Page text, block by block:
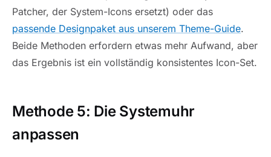
Patcher, der System-Icons ersetzt) oder das
passende Designpaket aus unserem Theme-Guide.
Beide Methoden erfordern etwas mehr Aufwand, aber
das Ergebnis ist ein vollständig konsistentes Icon-Set.
Methode 5: Die Systemuhr
anpassen